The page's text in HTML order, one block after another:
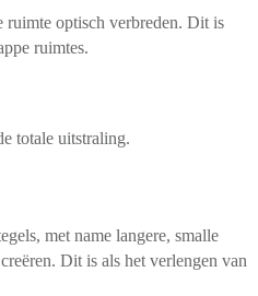
ruimte optisch verbreden. Dit is
ruimtes.
totale uitstraling.
met name langere, smalle
Dit is als het verlengen van